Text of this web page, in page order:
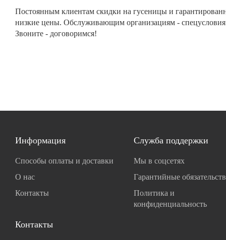
Постоянным клиентам скидки на гусеницы и
низкие цены. Обслуживающим организациям -
Звоните - договоримся!
Информация
Способы оплаты и доставки
О нас
Контакты
Служба поддержки
Мы в соцсетях
Гарантийные
Политика и
конфиденциальность
Контакты